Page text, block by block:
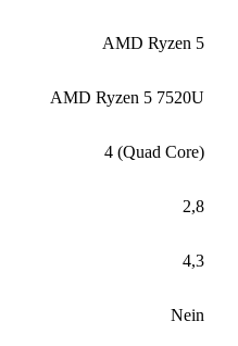
AMD Ryzen 5
AMD Ryzen 5 7520U
4 (Quad Core)
2,8
4,3
Nein